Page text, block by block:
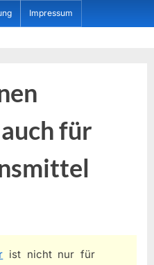
Impressum
für
ist nicht nur für